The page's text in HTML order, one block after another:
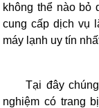
không thể nào bỏ
cung cấp dịch vụ
máy lạnh uy tín
Tại đây chúng
nghiệm có trang